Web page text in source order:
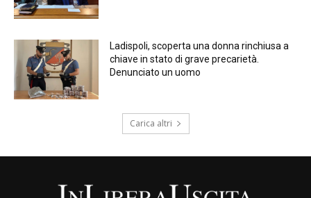
Ladispoli, scoperta una donna rinchiusa a
chiave in stato di grave precarietà.
Denunciato un uomo
Carica altri